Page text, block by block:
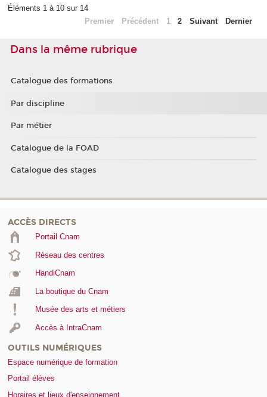
Éléments 1 à 10 sur 14
Premier
Précédent 1 2 Suivant Dernier
Dans la même rubrique
Catalogue des formations
Par discipline
Par métier
Catalogue de la FOAD
Catalogue des stages
ACCÈS DIRECTS
Portail Cnam
Réseau des centres
HandiCnam
La boutique du Cnam
Musée des arts et métiers
Accès à IntraCnam
OUTILS NUMÉRIQUES
Espace numérique de formation
Portail élèves
Horaires et lieux d'enseignement